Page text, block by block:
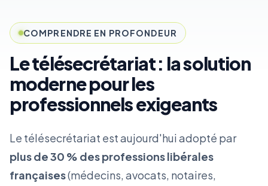
COMPRENDRE EN PROFONDEUR
Le télésecrétariat : la solution
moderne pour les
professionnels exigeants
Le télésecrétariat est aujourd'hui adopté par
plus de 30 % des professions libérales
françaises(médecins, avocats, notaires,